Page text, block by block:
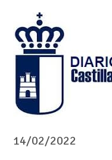
14/02/2022